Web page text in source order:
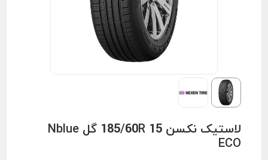
لاستیک نکسن 185/60R 15 گل Nblue
ECO